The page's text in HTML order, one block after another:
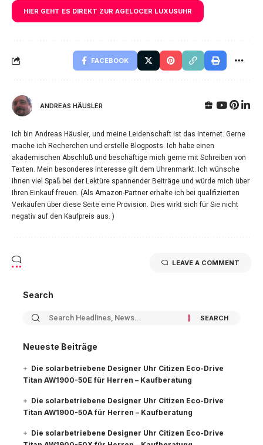
HIER GEHT ES DIREKT ZUR AGELOCER LUXUSUHR
FACEBOOK
ANDREAS HÄUSLER
Ich bin Andreas Häusler, und meine Leidenschaft ist das Internet. Gerne
mache ich Recherchen und erstelle Blogposts. Ich habe einen
akademischen Abschluß und beschäftige mich gerne mit Schreiben von
Texten. Mein besonderes Interesse gilt dem Uhrenmarkt. Ich wünsche
Ihnen viel Spaß bei der Lektüre spannender Beiträge und würde mich über
Ihren Einkauf freuen. (Als Amazon-Partner erhalte ich bei qualifizierten
Verkäufen über diese Seite eine Provision. Dies wirkt sich für Sie nicht
negativ auf den Kaufpreis aus. )
LEAVE A COMMENT
Search
Neueste Beiträge
Die solarbetriebene Designer Uhr Citizen Eco-Drive
Titan AW1900-50E für Herren – Kaufberatung
Die solarbetriebene Designer Uhr Citizen Eco-Drive
Titan AW1900-50A für Herren – Kaufberatung
Die solarbetriebene Designer Uhr Citizen Eco-Drive